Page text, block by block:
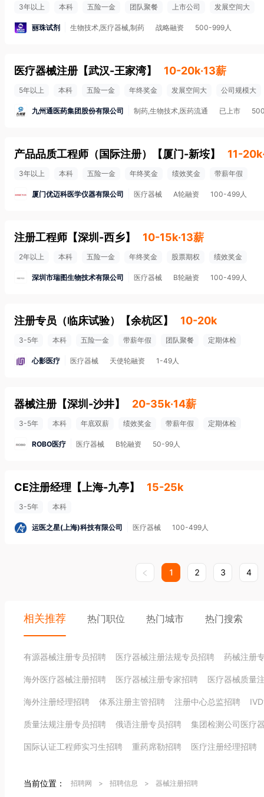
3年以上 本科 五险一金 团队聚餐 上市公司 发展空间大
丽珠试剂 生物技术,医疗器械,制药 战略融资 500-999人
医疗器械注册 【武汉-王家湾】 10-20k·13薪
5年以上 本科 五险一金 年终奖金 发展空间大 公司规模大
九州通医药集团股份有限公司 制药,生物技术,医药流通 已上市
产品品质工程师（国际注册） 【厦门-新垵】 11-
3年以上 本科 五险一金 年终奖金 绩效奖金 带薪年假
厦门优迈科医学仪器有限公司 医疗器械 A轮融资 100-499人
注册工程师 【深圳-西乡】 10-15k·13薪
2年以上 本科 五险一金 年终奖金 股票期权 绩效奖金
深圳市瑞图生物技术有限公司 医疗器械 B轮融资 100-499人
注册专员（临床试验） 【余杭区】 10-20k
3-5年 本科 五险一金 带薪年假 团队聚餐 定期体检
心影医疗 医疗器械 天使轮融资 1-49人
器械注册 【深圳-沙井】 20-35k·14薪
3-5年 本科 年底双薪 绩效奖金 带薪年假 定期体检
ROBO医疗 医疗器械 B轮融资 50-99人
CE注册经理 【 上海-九亭】 15-25k
3-5年 本科
运医之星(上海)科技有限公司 医疗器械 100-499人
1 2 3 4
相关推荐 热门职位 热门城市 热门搜索
有源器械注册专员招聘 医疗器械注册法规专员招聘 药械注册
海外医疗器械注册招聘 医疗器械注册专家招聘 医疗器械质量
海外注册经理招聘 体系注册主管招聘 注册中心总监招聘
质量法规注册专员招聘 俄语注册专员招聘 集团检测公司医疗
国际认证工程师实习生招聘 重药席勒招聘 医疗注册经理招聘
当前位置： 招聘网 > 招聘信息 > 器械注册招聘